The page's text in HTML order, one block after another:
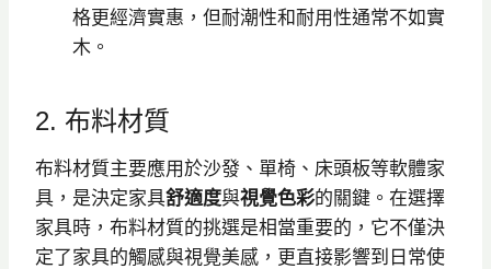
格更經濟實惠，但耐潮性和耐用性通常不如實
木。
2. 布料材質
布料材質主要應用於沙發、單椅、床頭板等軟體家
具，是決定家具舒適度與視覺色彩的關鍵。在選擇
家具時，布料材質的挑選是相當重要的，它不僅決
定了家具的觸感與視覺美感，更直接影響到日常使